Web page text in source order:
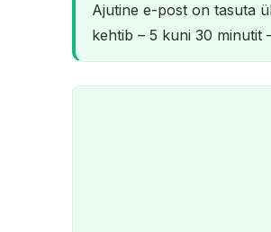
Ajutine e-post on tasuta
kehtib – 5 kuni 30 minutit